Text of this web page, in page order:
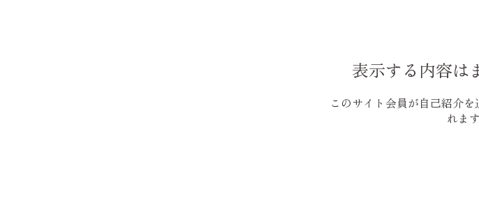
表示する内容は
このサイト会員が自己紹介
れます